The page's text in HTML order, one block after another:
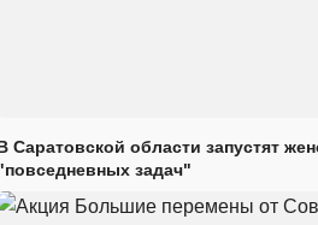
Саратовской области запустят
задач"